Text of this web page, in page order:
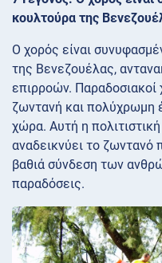
κουλτούρα της
Ο χορός είναι
της Βενεζουέλας,
επιρροών.
ζωντανή και πολύχρωμη
χώρα. Αυτή η
αναδεικνύει το ζωντανό
βαθιά σύνδεση των
παραδόσεις.